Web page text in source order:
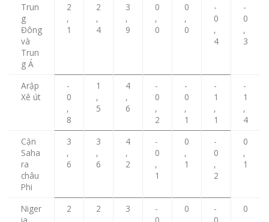
Trun
g
Đông
và
Trun
g Á
2
,
1
2
,
4
3
,
9
0
,
0
0
,
0
-
0
,
4
-
0
,
3
Arập
Xê út
-
0
,
8
1
,
5
4
,
6
-
0
,
2
-
0
,
1
-
1
,
1
-
1
,
4
Cận
Saha
ra
châu
Phi
3
,
6
3
,
6
4
,
2
-
0
,
1
0
,
1
-
0
,
2
0
,
1
Niger
2
2
3
-
0
-
0